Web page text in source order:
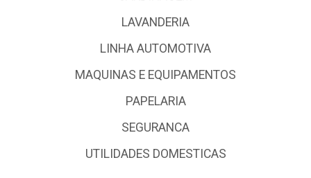
LAVANDERIA
LINHA AUTOMOTIVA
MAQUINAS E EQUIPAMENTOS
PAPELARIA
SEGURANCA
UTILIDADES DOMESTICAS